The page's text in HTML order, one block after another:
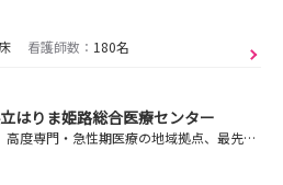
看護師数： 180名
はりま姫路総合医療センター
【特徴】高度専門・急性期医療の地域拠点、最先端の医療技術を展開、ドクターヘリではフライトナースも活躍、大学・研究機関との共同研究を推進